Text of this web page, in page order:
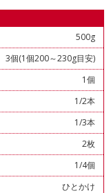
500g
3個(1個200～230g目安)
1個
1/2本
1/3本
2枚
1/4個
ひとかけ